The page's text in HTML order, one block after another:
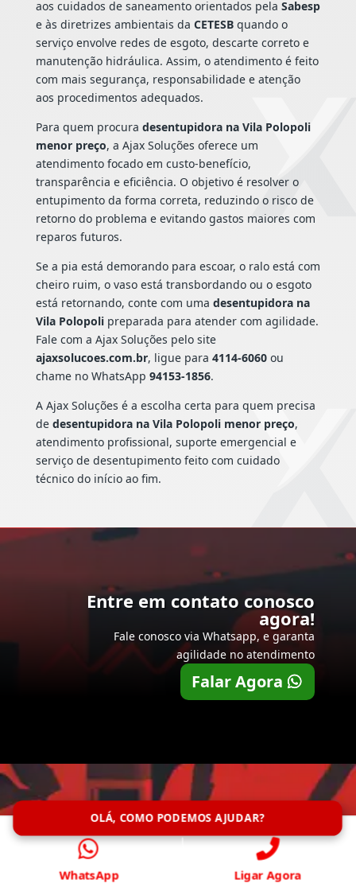
aos cuidados de saneamento orientados pela Sabesp
e às diretrizes ambientais da CETESBquando o
serviço envolve redes de esgoto, descarte correto e
manutenção hidráulica. Assim, o atendimento é feito
com mais segurança, responsabilidade e atenção
aos procedimentos adequados.
Para quem procura desentupidora na Vila Polopoli
menor preço, a Ajax Soluções oferece um
atendimento focado em custo-benefício,
transparência e eficiência. O objetivo é resolver o
entupimento da forma correta, reduzindo o risco de
retorno do problema e evitando gastos maiores com
reparos futuros.
Se a pia está demorando para escoar, o ralo está com
cheiro ruim, o vaso está transbordando ou o esgoto
está retornando, conte com uma desentupidora na
Vila Polopolipreparada para atender com agilidade.
Fale com a Ajax Soluções pelo site
ajaxsolucoes.com.br, ligue para 4114-6060ou
chame no WhatsApp 94153-1856.
A Ajax Soluções é a escolha certa para quem precisa
de desentupidora na Vila Polopoli menor preço,
atendimento profissional, suporte emergencial e
serviço de desentupimento feito com cuidado
técnico do início ao fim.
Entre em contato conosco
agora!
Fale conosco via Whatsapp, e garanta
agilidade no atendimento
Falar Agora
OLÁ, COMO PODEMOS AJUDAR?
WhatsApp Ligar Agora